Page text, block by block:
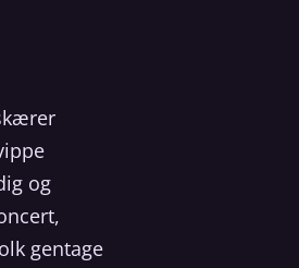
og
gentage